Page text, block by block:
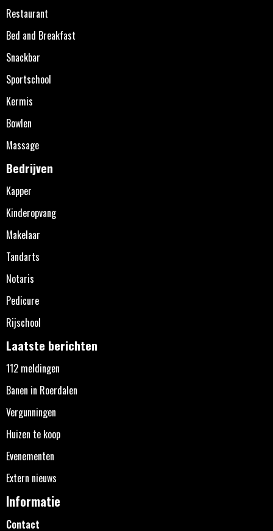
Restaurant
Bed and Breakfast
Snackbar
Sportschool
Kermis
Bowlen
Massage
Bedrijven
Kapper
Kinderopvang
Makelaar
Tandarts
Notaris
Pedicure
Rijschool
Laatste berichten
112 meldingen
Banen in Roerdalen
Vergunningen
Huizen te koop
Evenementen
Extern nieuws
Informatie
Contact